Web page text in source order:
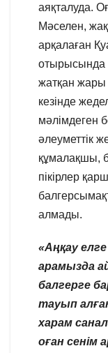
аяқталуда.
Мәселен,
арқалаған
отырысында
жатқан жары
кезінде
мәлімдеген
әлеуметтік
құмалақшы,
пікірлер
алмады.
«Аңқау
арамызда
балгерге
тауып
харам
оған сенім